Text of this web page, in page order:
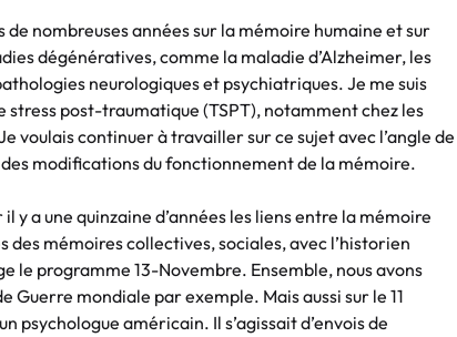
de nombreuses années sur la mémoire humaine et sur
dégénératives, comme la maladie d’Alzheimer, les
neurologiques et psychiatriques. Je me suis
stress post-traumatique (TSPT), notamment chez les
voulais continuer à travailler sur ce sujet avec l’angle de
modifications du fonctionnement de la mémoire.
y a une quinzaine d’années les liens entre la mémoire
mémoires collectives, sociales, avec l’historien
le programme 13-Novembre. Ensemble, nous avons
Guerre mondiale par exemple. Mais aussi sur le 11
psychologue américain. Il s’agissait d’envois de